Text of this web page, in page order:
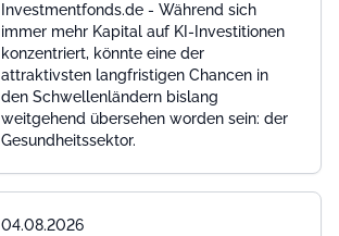
Investmentfonds.de - Während sich
immer mehr Kapital auf KI-Investitionen
konzentriert, könnte eine der
attraktivsten langfristigen Chancen in
den Schwellenländern bislang
weitgehend übersehen worden sein: der
Gesundheitssektor.
04.08.2026